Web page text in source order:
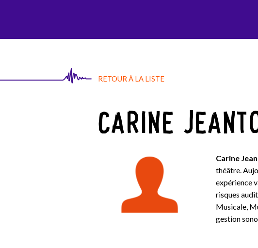
RETOUR À LA LISTE
CARINE
Carine
théâtre.
expérience
risques
Musicale,
gestion